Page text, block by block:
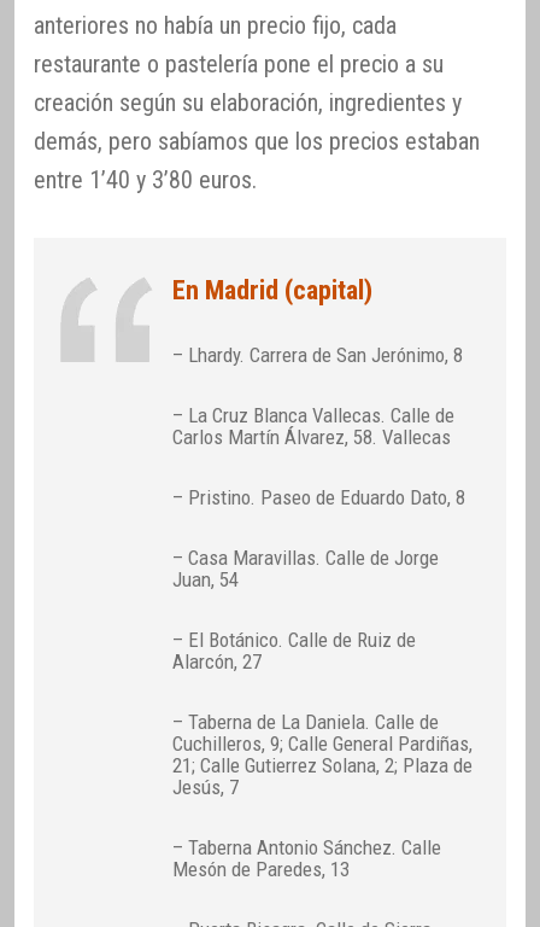
anteriores no había un precio fijo, cada
restaurante o pastelería pone el precio a su
creación según su elaboración, ingredientes y
demás, pero sabíamos que los precios estaban
entre 1’40 y 3’80 euros.
En Madrid (capital)
– Lhardy. Carrera de San Jerónimo, 8
– La Cruz Blanca Vallecas. Calle de
Carlos Martín Álvarez, 58. Vallecas
– Pristino. Paseo de Eduardo Dato, 8
– Casa Maravillas. Calle de Jorge
Juan, 54
– El Botánico. Calle de Ruiz de
Alarcón, 27
– Taberna de La Daniela. Calle de
Cuchilleros, 9; Calle General Pardiñas,
21; Calle Gutierrez Solana, 2; Plaza de
Jesús, 7
– Taberna Antonio Sánchez. Calle
Mesón de Paredes, 13